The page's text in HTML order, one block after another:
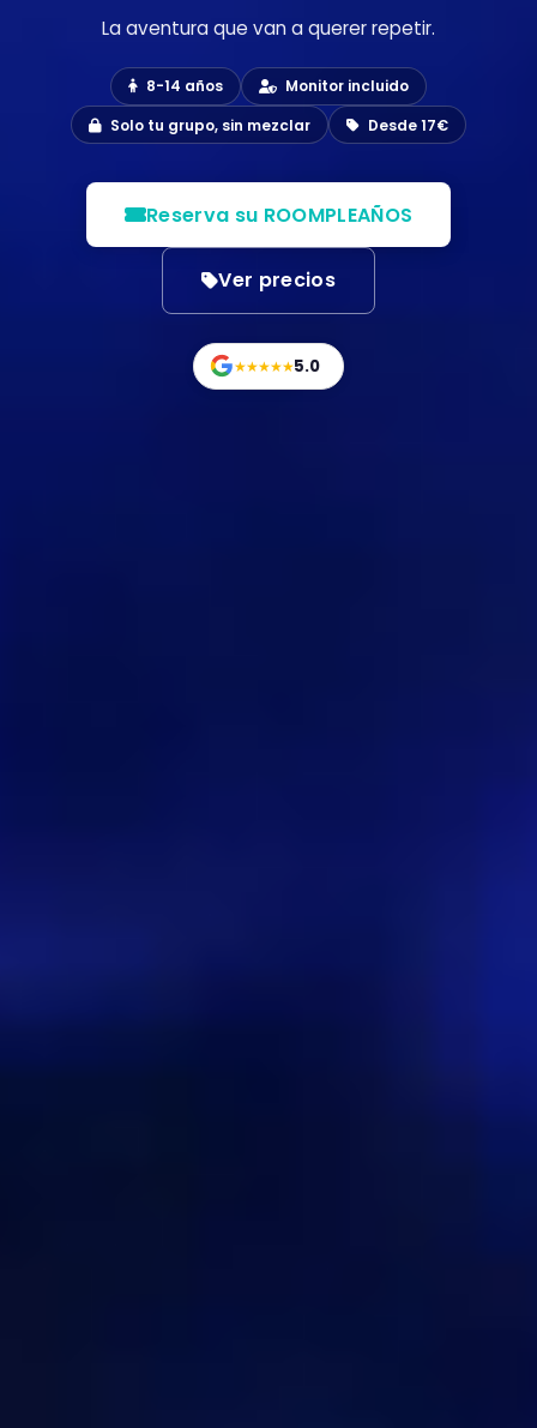
La aventura que van a querer repetir.
8-14 años
Monitor incluido
Solo tu grupo, sin mezclar
Desde 17€
Reserva su ROOMPLEAÑOS
Ver precios
★★★★★5.0